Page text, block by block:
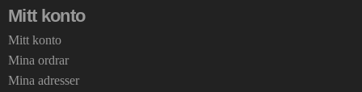
Mitt konto
Mitt konto
Mina ordrar
Mina adresser